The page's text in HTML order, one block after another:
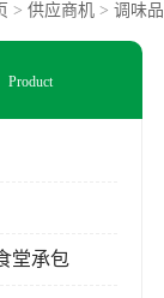
> 供应商机 > 调味
Product
堂承包